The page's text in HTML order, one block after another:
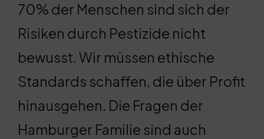
70% der Menschen sind sich der
Risiken durch Pestizide nicht
bewusst. Wir müssen ethische
Standards schaffen, die über Profit
hinausgehen. Die Fragen der
Hamburger Familie sind auch